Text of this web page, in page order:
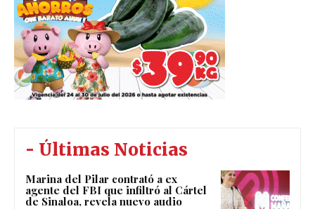
- Últimas Noticias
Marina del Pilar contrató a ex
agente del FBI que infiltró al Cártel
de Sinaloa, revela nuevo audio